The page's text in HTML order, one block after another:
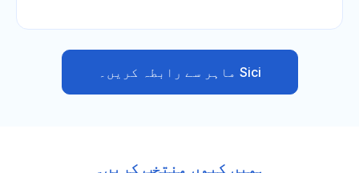
Sici ماہر سے رابطہ کریں۔
ہمیں کیوں منتخب کریں۔